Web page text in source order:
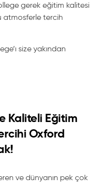
gerek eğitim kalitesi
atmosferle tercih
size yakından
Kaliteli Eğitim
Oxford
ve dünyanın pek çok